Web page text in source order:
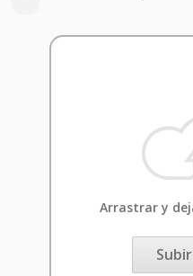
Arrastrar y